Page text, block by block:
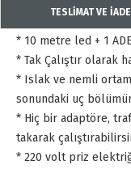
TESLİMAT VE İADE
* 10 metre led + 1
* Tak Çalıştır olarak
* Islak ve nemli
sonundaki uç
* Hiç bir adaptöre,
takarak
* 220 volt priz